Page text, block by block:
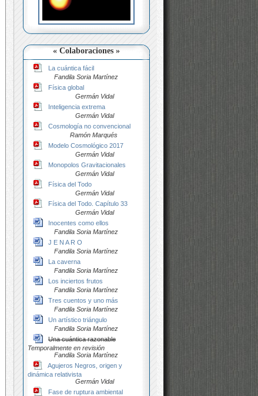
« Colaboraciones »
La cuántica fácil
Fandila Soria Martínez
Física global
Germán Vidal
Inteligencia extrema
Germán Vidal
Cosmología no convencional
Ramón Marqués
Modelo Cosmológico 2017
Germán Vidal
Monopolos Gravitacionales
Germán Vidal
Física del Todo
Germán Vidal
Física del Todo. Capítulo 33
Germán Vidal
Inocentes como ellos
Fandila Soria Martínez
J E N A R O
Fandila Soria Martínez
La caverna
Fandila Soria Martínez
Los inciertos frutos
Fandila Soria Martínez
Tres cuentos y uno más
Fandila Soria Martínez
Un artístico triángulo
Fandila Soria Martínez
Una cuántica razonable
Temporalmente en revisión
Fandila Soria Martínez
Agujeros Negros, origen y
dinámica relativista
Germán Vidal
Fase de ruptura ambiental